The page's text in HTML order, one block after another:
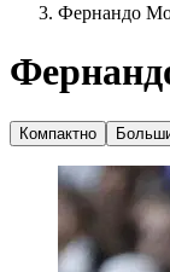
Фернандо
Компактно